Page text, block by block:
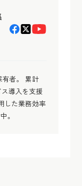
有者。 累計
導入を支援
した業務効率
。